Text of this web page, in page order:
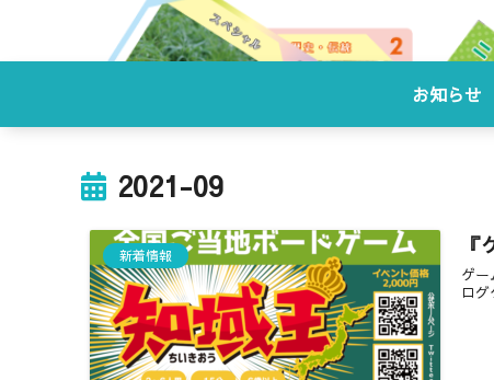
お知らせ
2021-09
新着情報
ゲ
ロ